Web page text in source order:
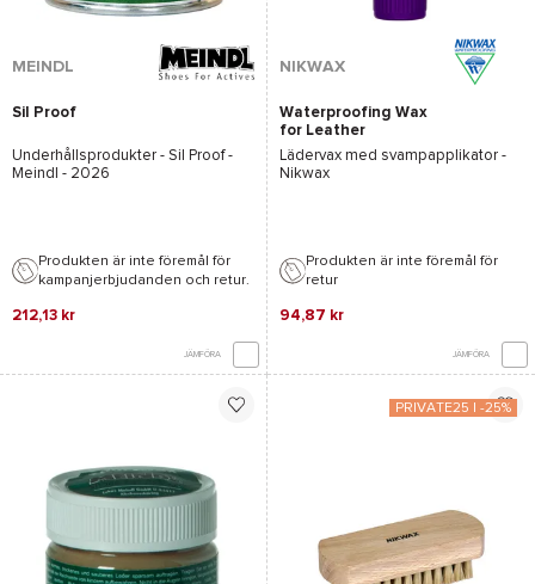
MEINDL
Sil Proof
Underhållsprodukter - Sil Proof -
Meindl
- 2026
Produkten är inte föremål för
kampanjerbjudanden och retur.
212,13 kr
JÄMFÖRA
NIKWAX
Waterproofing Wax
for Leather
Lädervax med svampapplikator -
Nikwax
Produkten är inte föremål för
retur
94,87 kr
JÄMFÖRA
PRIVATE25 | -25%